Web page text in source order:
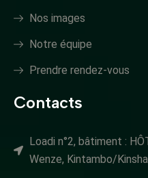
Nos images
Notre équipe
Prendre rendez-vous
Contacts
Loadi n°2, bâtiment :
Wenze, Kintambo/